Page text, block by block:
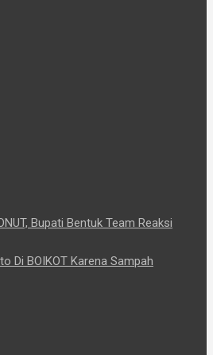
Bupati Bentuk Team Reaksi
Di BOIKOT Karena Sampah